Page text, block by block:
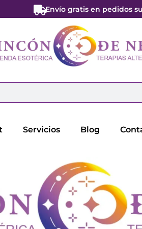
Envío gratis en pedidos
Servicios Blog